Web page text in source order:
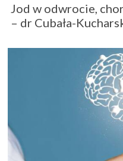
Jod w odwrocie,
– dr Cubała-